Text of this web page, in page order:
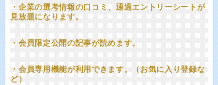
・企業の選考情報の口コミ、通過エントリーシートが
見放題になります。
・会員限定公開の記事が読めます。
・会員専用機能が利用できます。（お気に入り登録な
ど）